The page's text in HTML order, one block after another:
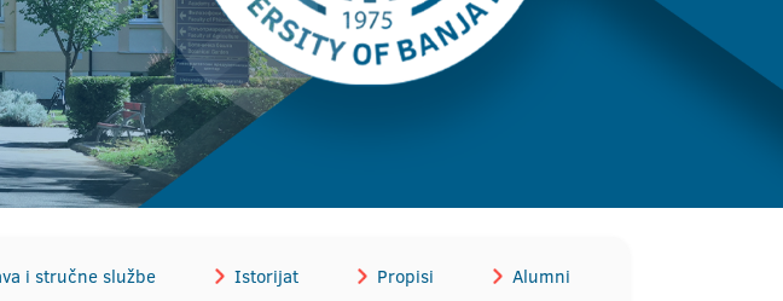
i stručne službe Istorijat Propisi
Alumni